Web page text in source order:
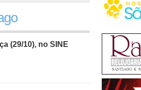
(29/10), no SINE